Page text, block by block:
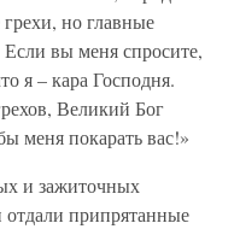
но главные
вы меня спросите,
я – кара Господня.
Великий Бог
меня покарать вас!»
и зажиточных
припрятанные